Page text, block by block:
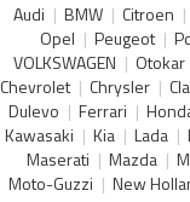
Audi BMW Citroen
Opel
Peugeot
VOLKSWAGEN
Otokar
Chevrolet
Chrysler
Dulevo
Ferrari
Kawasaki
Kia Lada
Maserati
Mazda
Moto-Guzzi
New